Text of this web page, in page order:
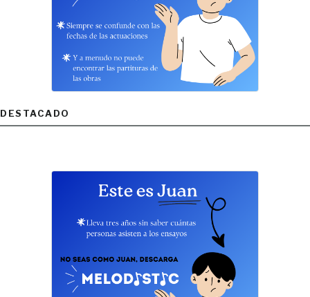
DESTACADO